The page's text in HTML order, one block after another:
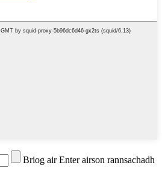
Briog air Enter airson rannsachadh